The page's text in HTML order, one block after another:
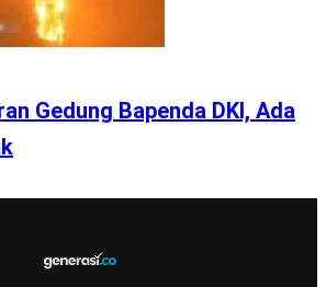
Gedung Bapenda DKI, Ada